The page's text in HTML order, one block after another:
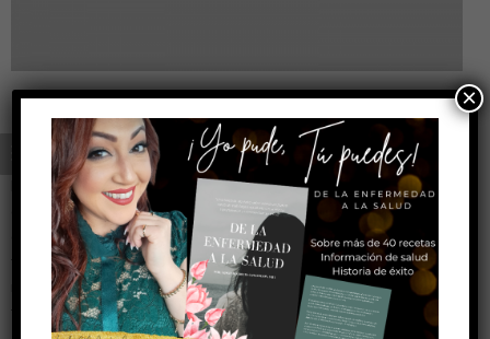
Beauty life style classic
ke21@Go
febrero 13, 2018
Lorem ipsum dosectetur adipisicing elit, sed do.Lorem ipsum
dolor sit amet, consectetur Nulla fringilla purus at leo
dignissim congue. Mauris elementum accumsan leo vel
tempor. Sit amet cursus nisl aliquam. Aliquam et elit eu nunc
rhoncus viverra quis at felis. Be who you are and say what you
feel, because those who mind don’t matter, [...]
×